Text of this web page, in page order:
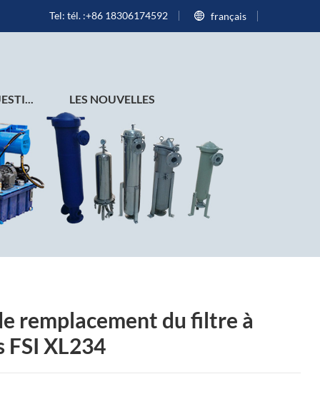
français
Tel: tél. :+86 18306174592
LES NOUVELLES
remplacement du filtre à
FSI XL234